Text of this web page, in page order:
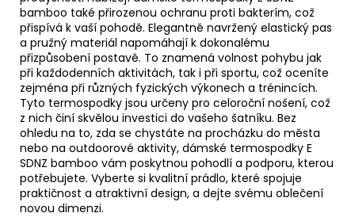
bamboo také přirozenou ochranu proti bakterím, což
přispívá k vaší pohodě. Elegantně navržený elastický pas
a pružný materiál napomáhají k dokonalému
přizpůsobení postavě. To znamená volnost pohybu jak
při každodenních aktivitách, tak i při sportu, což oceníte
zejména při různých fyzických výkonech a trénincích.
Tyto termospodky jsou určeny pro celoroční nošení, což
z nich činí skvělou investici do vašeho šatníku. Bez
ohledu na to, zda se chystáte na procházku do města
nebo na outdoorové aktivity, dámské termospodky E
SDNZ bamboo vám poskytnou pohodlí a podporu, kterou
potřebujete. Vyberte si kvalitní prádlo, které spojuje
praktičnost a atraktivní design, a dejte svému oblečení
novou dimenzi.